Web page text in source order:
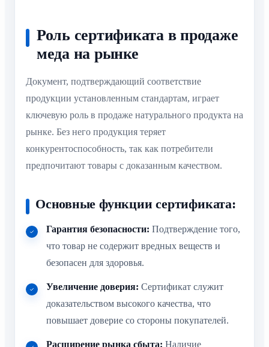
Роль сертификата в продаже
меда на рынке
Документ, подтверждающий соответствие
продукции установленным стандартам, играет
ключевую роль в продаже натурального продукта на
рынке. Без него продукция теряет
конкурентоспособность, так как потребители
предпочитают товары с доказанным качеством.
Основные функции сертификата:
Гарантия безопасности: Подтверждение того,
что товар не содержит вредных веществ и
безопасен для здоровья.
Увеличение доверия: Сертификат служит
доказательством высокого качества, что
повышает доверие со стороны покупателей.
Расширение рынка сбыта: Наличие